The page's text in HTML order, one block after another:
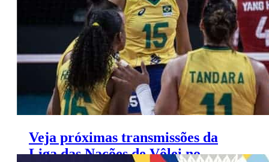
Veja próximas transmissões da
Liga das Nações de Vôlei no